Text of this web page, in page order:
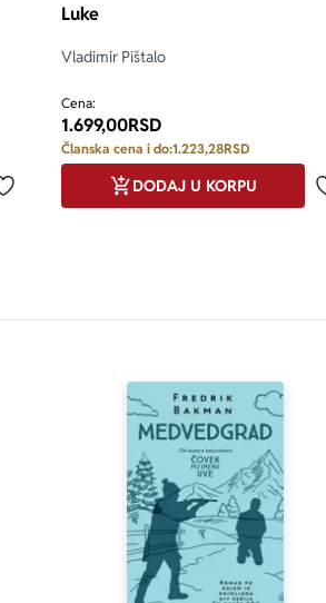
Dodaj u omiljene
Luke
Vladimir Pištalo
Cena:
1.699,00RSD
Članska cena i do:1.223,28RSD
DODAJ U KORPU